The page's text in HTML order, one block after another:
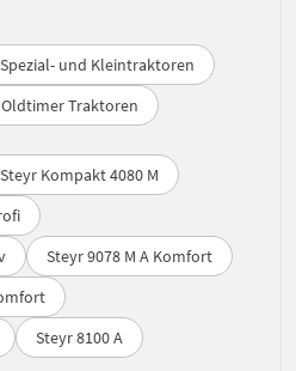
Spezial- und Kleintraktoren
Oldtimer Traktoren
Steyr Kompakt 4080 M
Steyr 9078 M A Komfort
Steyr 8100 A